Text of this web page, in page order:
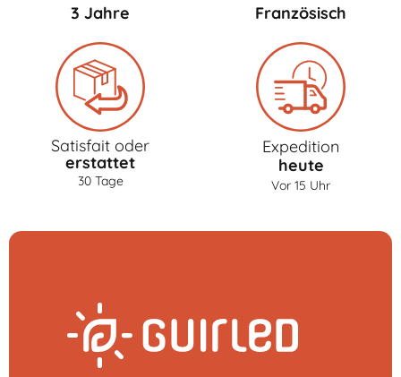
3 Jahre
Französisch
Satisfait oder
erstattet
30 Tage
Expedition
heute
Vor 15 Uhr